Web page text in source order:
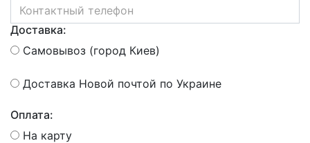
Доставка:
Самовывоз (город Киев)
Доставка Новой почтой по Украине
Оплата:
На карту